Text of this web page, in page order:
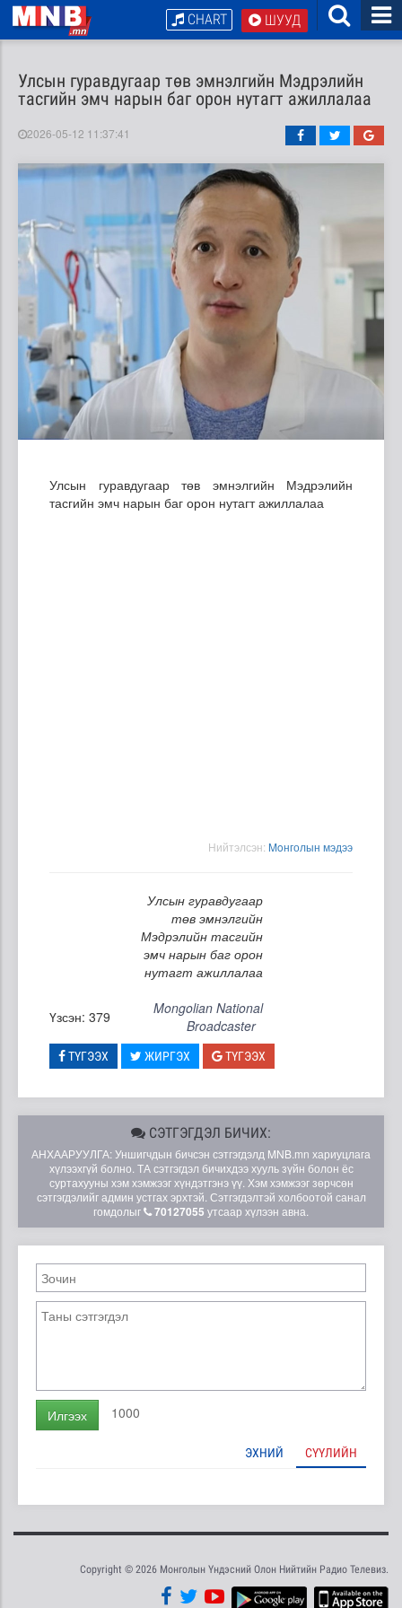
ШУУД
CHART
Улсын гуравдугаар төв эмнэлгийн Мэдрэлийн
тасгийн эмч нарын баг орон нутагт ажиллалаа
2026-05-12 11:37:41
Улсын гуравдугаар төв эмнэлгийн Мэдрэлийн
тасгийн эмч нарын баг орон нутагт ажиллалаа
Нийтэлсэн: Moнголын мэдээ
Улсын гуравдугаар
төв эмнэлгийн
Мэдрэлийн тасгийн
эмч нарын баг орон
нутагт ажиллалаа
Үзсэн: 379
Mongolian National
Broadcaster
ТҮГЭЭХ ЖИРГЭХ ТҮГЭЭХ
СЭТГЭГДЭЛ БИЧИХ:
АНХААРУУЛГА: Уншигчдын бичсэн сэтгэгдэлд MNB.mn хариуцлага
хүлээхгүй болно. ТА сэтгэгдэл бичихдээ хууль зүйн болон ёс
суртахууны хэм хэмжээг хүндэтгэнэ үү. Хэм хэмжээг зөрчсөн
сэтгэгдэлийг админ устгах эрхтэй. Сэтгэгдэлтэй холбоотой санал
гомдолыг
70127055 утсаар хүлээн авна.
Илгээх 1000
ЭХНИЙ СҮҮЛИЙН
Copyright © 2026 Монголын Үндэсний Олон Нийтийн Радио Телевиз.